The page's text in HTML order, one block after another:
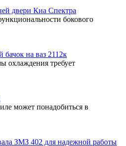
двери Киа Спектра
бокового
на ваз 2112к
охлаждения требует
может понадобиться в
ЗМЗ 402 для надежной работы